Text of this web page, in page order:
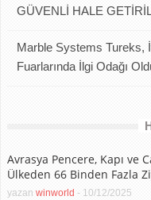
GÜVENLİ HALE
Marble Systems Tureks,
Fuarlarında İlgi Odağı
Avrasya Pencere, Kapı ve
Ülkeden 66 Binden Fazla
yazan winworld - 10/12/2025